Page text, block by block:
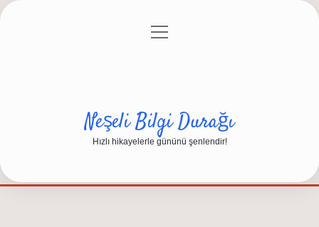
Gizlilik Politikası
menüyü
Neşeli Bilgi Durağı
Hızlı hikayelerle gününü şenlendir!